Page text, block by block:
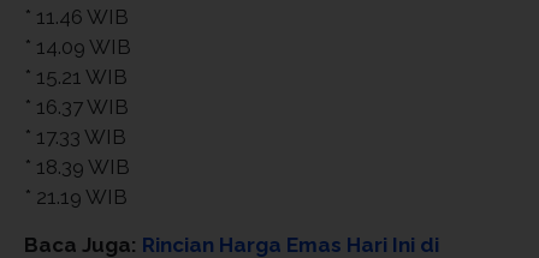
* 11.46 WIB
* 14.09 WIB
* 15.21 WIB
* 16.37 WIB
* 17.33 WIB
* 18.39 WIB
* 21.19 WIB
Baca Juga: Rincian Harga Emas Hari Ini di